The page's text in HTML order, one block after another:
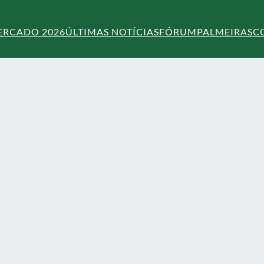
2026ÚLTIMAS NOTÍCIASFÓRUMPALMEIRAS